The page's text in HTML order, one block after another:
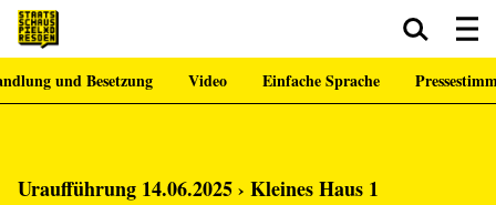
Zum Hauptinhalt springen Zum Footer springen
und Besetzung Video Einfache Sprache
Uraufführung 14.06.2025 › Kleines Haus 1